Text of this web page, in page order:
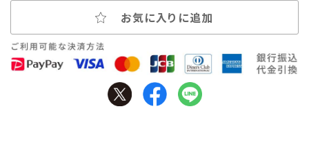
お気に入りに追加